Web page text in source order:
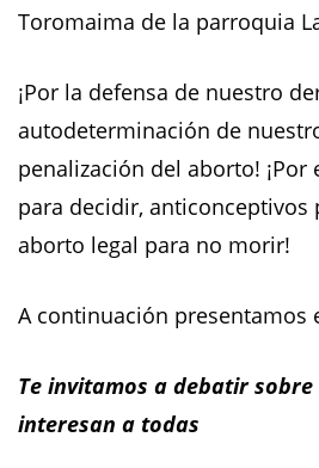
Toromaima de la parroquia
¡Por la defensa de nuestro
autodeterminación de
penalización del aborto! ¡Por
para decidir, anticonceptivos
aborto legal para no morir!
A continuación presentamos
Te invitamos a debatir sobre
interesan a todas